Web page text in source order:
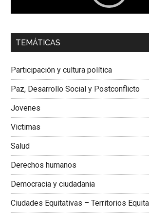
00:00
Colombiana
TEMÁTICAS
Participación y cultura política
Paz, Desarrollo Social y Postconflicto
Jovenes
Victimas
Salud
Derechos humanos
Democracia y ciudadania
Ciudades Equitativas – Territorios